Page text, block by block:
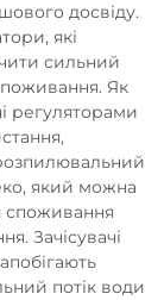
досвіду.
які
сильний
Як
регуляторами
який можна
споживання
Зачісувачі
потік води